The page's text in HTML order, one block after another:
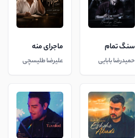
سنگ تمام
حمیدرضا بابایی
ماجرای منه
علیرضا طلیسچی